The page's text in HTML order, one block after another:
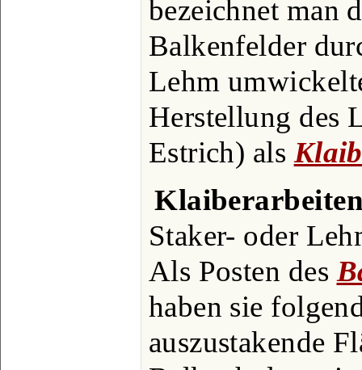
bezeichnet man
Balkenfelder
Lehm
Herstellung des
Estrich) als
Staker- oder
Als Posten des
haben sie
auszustakende